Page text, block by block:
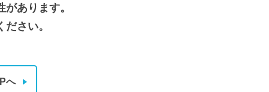
あります。
さい。
へ